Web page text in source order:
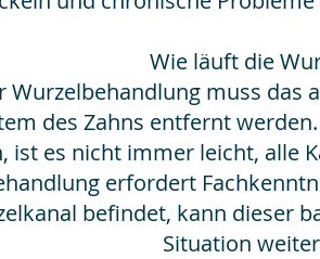
Wie läuft die
Wurzelbehandlung muss das
des Zahns entfernt
ist es nicht immer leicht, alle
erfordert
befindet, kann dieser
Situation